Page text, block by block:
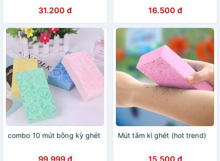
31.200 đ 16.500 đ
combo 10 mút bông kỳ ghét
99.999 đ
Mút tắm kì ghét (hot trend)
15.500 đ